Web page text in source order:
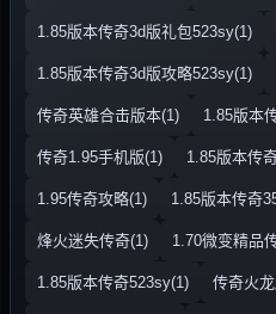
1.85版本传奇3d版礼包523sy(1)
1.85版本传奇3d版攻略523sy(1)
传奇英雄合击版本(1) 1.85版本
传奇1.95手机版(1) 1.85版本传
1.95传奇攻略(1) 1.85版本传奇
烽火迷失传奇(1) 1.70微变精品
1.85版本传奇523sy(1) 传奇火